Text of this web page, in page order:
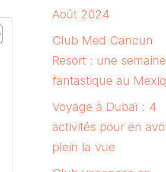
Août 2024
Club Med Cancun
Resort : une semaine
fantastique au
Voyage à Dubaï : 4
activités pour en
plein la vue